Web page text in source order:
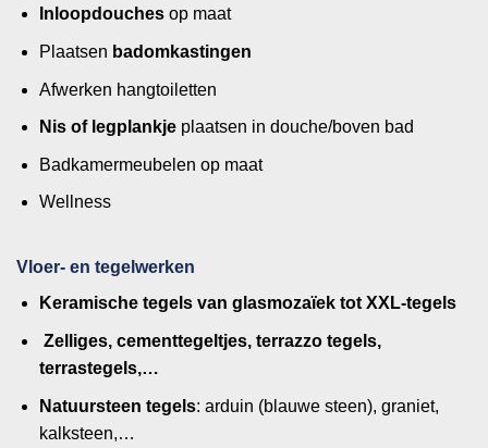
Inloopdouches op maat
Plaatsen badomkastingen
Afwerken hangtoiletten
Nis of legplankjeplaatsen in douche/boven bad
Badkamermeubelen op maat
Wellness
Vloer- en tegelwerken
Keramische tegels van glasmozaïek tot XXL-tegels
Zelliges, cementtegeltjes, terrazzo tegels,
terrastegels,…
Natuursteen tegels: arduin (blauwe steen), graniet,
kalksteen,…